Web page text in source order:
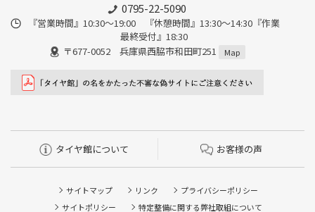
0795-22-5090
『営業時間』10:30～19:00 『休憩時間』13:30～14:30『作業
最終受付』18:30
〒677-0052 兵庫県西脇市和田町251
Map
タイヤ館について お客様の声
サイトマップ リンク
プライバシーポリシー
サイトポリシー
特定整備に関する弊社取組について